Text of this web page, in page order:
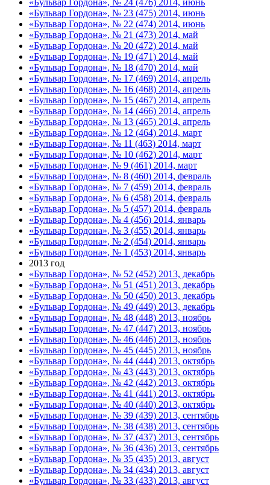
«Бульвар Гордона», № 23 (475) 2014, июнь
«Бульвар Гордона», № 22 (474) 2014, июнь
«Бульвар Гордона», № 21 (473) 2014, май
«Бульвар Гордона», № 20 (472) 2014, май
«Бульвар Гордона», № 19 (471) 2014, май
«Бульвар Гордона», № 18 (470) 2014, май
«Бульвар Гордона», № 17 (469) 2014, апрель
«Бульвар Гордона», № 16 (468) 2014, апрель
«Бульвар Гордона», № 15 (467) 2014, апрель
«Бульвар Гордона», № 14 (466) 2014, апрель
«Бульвар Гордона», № 13 (465) 2014, апрель
«Бульвар Гордона», № 12 (464) 2014, март
«Бульвар Гордона», № 11 (463) 2014, март
«Бульвар Гордона», № 10 (462) 2014, март
«Бульвар Гордона», № 9 (461) 2014, март
«Бульвар Гордона», № 8 (460) 2014, февраль
«Бульвар Гордона», № 7 (459) 2014, февраль
«Бульвар Гордона», № 6 (458) 2014, февраль
«Бульвар Гордона», № 5 (457) 2014, февраль
«Бульвар Гордона», № 4 (456) 2014, январь
«Бульвар Гордона», № 3 (455) 2014, январь
«Бульвар Гордона», № 2 (454) 2014, январь
«Бульвар Гордона», № 1 (453) 2014, январь
2013 год
«Бульвар Гордона», № 52 (452) 2013, декабрь
«Бульвар Гордона», № 51 (451) 2013, декабрь
«Бульвар Гордона», № 50 (450) 2013, декабрь
«Бульвар Гордона», № 49 (449) 2013, декабрь
«Бульвар Гордона», № 48 (448) 2013, ноябрь
«Бульвар Гордона», № 47 (447) 2013, ноябрь
«Бульвар Гордона», № 46 (446) 2013, ноябрь
«Бульвар Гордона», № 45 (445) 2013, ноябрь
«Бульвар Гордона», № 44 (444) 2013, октябрь
«Бульвар Гордона», № 43 (443) 2013, октябрь
«Бульвар Гордона», № 42 (442) 2013, октябрь
«Бульвар Гордона», № 41 (441) 2013, октябрь
«Бульвар Гордона», № 40 (440) 2013, октябрь
«Бульвар Гордона», № 39 (439) 2013, сентябрь
«Бульвар Гордона», № 38 (438) 2013, сентябрь
«Бульвар Гордона», № 37 (437) 2013, сентябрь
«Бульвар Гордона», № 36 (436) 2013, сентябрь
«Бульвар Гордона», № 35 (435) 2013, август
«Бульвар Гордона», № 34 (434) 2013, август
«Бульвар Гордона», № 33 (433) 2013, август